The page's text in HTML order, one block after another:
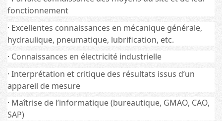
fonctionnement
· Excellentes connaissances en mécanique générale,
hydraulique, pneumatique, lubrification, etc.
· Connaissances en électricité industrielle
· Interprétation et critique des résultats issus d’un
appareil de mesure
· Maîtrise de l’informatique (bureautique, GMAO, CAO,
SAP)